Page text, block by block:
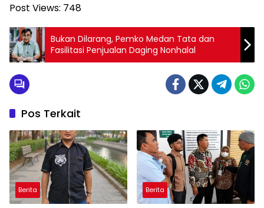
Post Views: 748
Bukan Dilarang, Pemko Medan Tata dan
Fasilitasi Penjualan Daging Nonhalal
Pos Terkait
Berita Berita